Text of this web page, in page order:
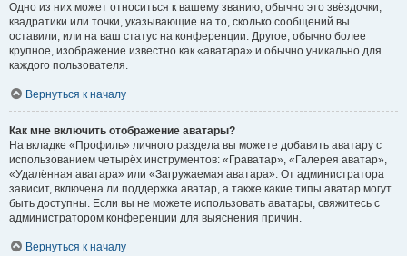
Одно из них может относиться к вашему званию, обычно это звёздочки,
квадратики или точки, указывающие на то, сколько сообщений вы
оставили, или на ваш статус на конференции. Другое, обычно более
крупное, изображение известно как «аватара» и обычно уникально для
каждого пользователя.
Вернуться к началу
Как мне включить отображение аватары?
На вкладке «Профиль» личного раздела вы можете добавить аватару с
использованием четырёх инструментов: «Граватар», «Галерея аватар»,
«Удалённая аватара» или «Загружаемая аватара». От администратора
зависит, включена ли поддержка аватар, а также какие типы аватар могут
быть доступны. Если вы не можете использовать аватары, свяжитесь с
администратором конференции для выяснения причин.
Вернуться к началу